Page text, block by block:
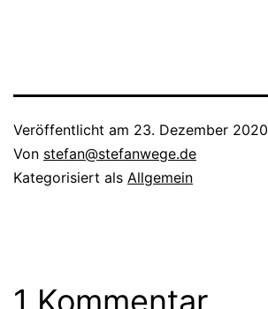
Veröffentlicht am 23. Dezember 2020
Von stefan@stefanwege.de
Kategorisiert als Allgemein
1 Kommentar